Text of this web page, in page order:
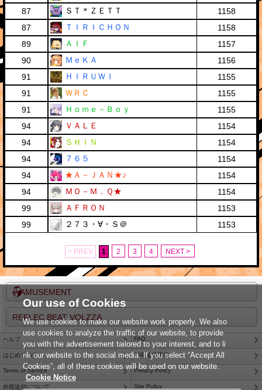
87
ＳＴ＊ＺＥＴＴ
1158
87
ＴＩＲＩＣＨＯＮ
1158
89
ＡＩＦ
1157
90
ＭｅＫＡ
1156
91
ＨＩＲＵＷＩ
1155
91
ＷＲＣ
1155
91
Ｈｏｍｅ－Ｂｏｙ
1155
94
ＶＡＬＥ
1154
94
ＳＨＩＮ
1154
94
７６５
1154
94
★Ａ－ＪＡＮ★♪
1154
94
ＭＯ－Ｍ．Ｑ★
1154
99
ＡＦＲＯＮ
1153
99
２７３・∀・Ｓ＠ 1153
< PREV 1 2 3 4 NEXT >
e-AMUSEMENT
REFLEC BEAT VOLZZA
ヘルプ FAQ
はじめての方 利用推奨環境
Terms of Service Privacy Policy
外部送信について Site Policy
Our use of Cookies
We use cookies to make our website work properly. We also
use cookies to analyze the traffic of our website, to provide
you with the advertisement tailored to your interest, and to li
nk our website to the social media. If you select “Accept All
Cookies”, all of these cookies will be used on our website.
Cookie Notice